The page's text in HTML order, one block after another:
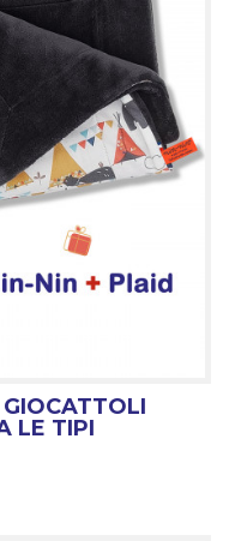
LE TIPI